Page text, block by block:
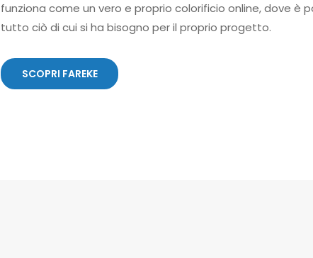
funziona come un vero e proprio colorificio online, dove è
tutto ciò di cui si ha bisogno per il proprio progetto.
SCOPRI FAREKE